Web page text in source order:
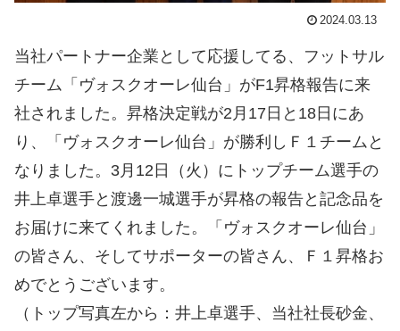
2024.03.13
当社パートナー企業として応援してる、フットサル
チーム「ヴォスクオーレ仙台」がF1昇格報告に来
社されました。昇格決定戦が2月17日と18日にあ
り、「ヴォスクオーレ仙台」が勝利しＦ１チームと
なりました。3月12日（火）にトップチーム選手の
井上卓選手と渡邊一城選手が昇格の報告と記念品を
お届けに来てくれました。「ヴォスクオーレ仙台」
の皆さん、そしてサポーターの皆さん、Ｆ１昇格お
めでとうございます。
（トップ写真左から：井上卓選手、当社社長砂金、